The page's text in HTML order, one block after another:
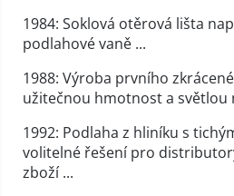
1984: Soklová otěrová lišta
podlahové vaně ...
1988: Výroba prvního
užitečnou hmotnost a světlou
1992: Podlaha z hliníku s
volitelné řešení pro
zboží ...